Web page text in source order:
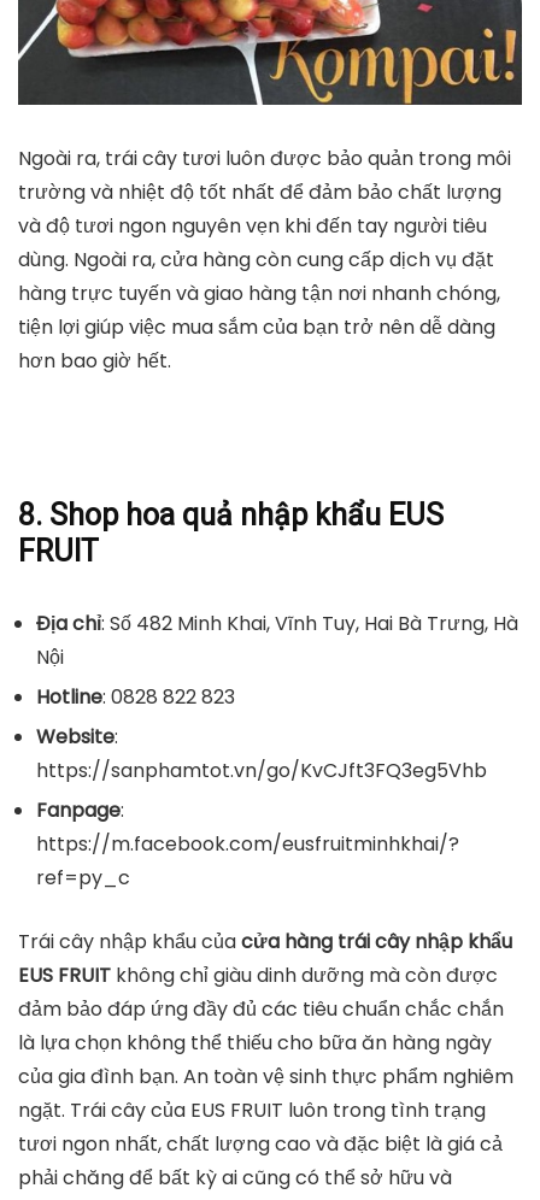
Ngoài ra, trái cây tươi luôn được bảo quản trong môi
trường và nhiệt độ tốt nhất để đảm bảo chất lượng
và độ tươi ngon nguyên vẹn khi đến tay người tiêu
dùng. Ngoài ra, cửa hàng còn cung cấp dịch vụ đặt
hàng trực tuyến và giao hàng tận nơi nhanh chóng,
tiện lợi giúp việc mua sắm của bạn trở nên dễ dàng
hơn bao giờ hết.
8. Shop hoa quả nhập khẩu EUS
FRUIT
Địa chỉ: Số 482 Minh Khai, Vĩnh Tuy, Hai Bà Trưng, Hà
Nội
Hotline: 0828 822 823
Website:
https://sanphamtot.vn/go/KvCJft3FQ3eg5Vhb
Fanpage:
https://m.facebook.com/eusfruitminhkhai/?
ref=py_c
Trái cây nhập khẩu củacửa hàng trái cây nhập khẩu
EUS FRUIT không chỉ giàu dinh dưỡng mà còn được
đảm bảo đáp ứng đầy đủ các tiêu chuẩn chắc chắn
là lựa chọn không thể thiếu cho bữa ăn hàng ngày
của gia đình bạn. An toàn vệ sinh thực phẩm nghiêm
ngặt. Trái cây của EUS FRUIT luôn trong tình trạng
tươi ngon nhất, chất lượng cao và đặc biệt là giá cả
phải chăng để bất kỳ ai cũng có thể sở hữu và